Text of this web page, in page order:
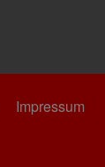
Impressum